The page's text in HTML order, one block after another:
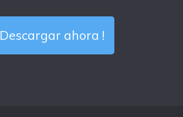
Descargar ahora !